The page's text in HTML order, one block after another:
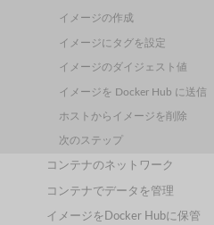
イメージの作成
イメージにタグを設定
イメージのダイジェスト値
イメージを Docker Hub に送信
ホストからイメージを削除
次のステップ
コンテナのネットワーク
コンテナでデータを管理
イメージをDocker Hubに保管